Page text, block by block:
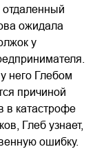
отдаленный
ожидала
у
него Глебом
причиной
в катастрофе
Глеб узнает,
ошибку.